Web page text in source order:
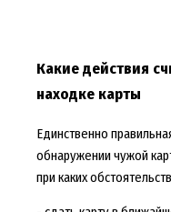
Какие действия
находке карты
Единственно
обнаружении чужой
при каких